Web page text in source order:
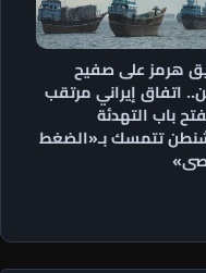
هرمز على صفيح
اتفاق إيراني مرتقب
باب التهدئة
تتمسك بـ«الضغط